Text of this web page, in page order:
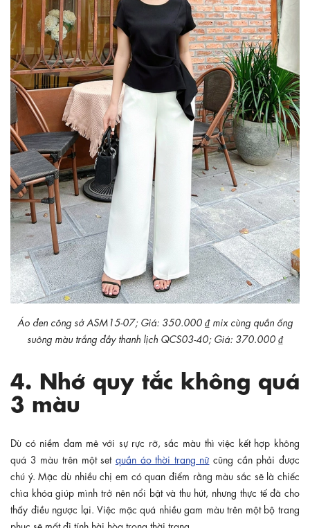
Áo đen công sở ASM15-07; Giá: 350.000 ₫ mix cùng quần ống
suông màu trắng đầy thanh lịch QCS03-40; Giá: 370.000 ₫
4. Nhớ quy tắc không quá
3 màu
Dù có niềm đam mê với sự rực rỡ, sắc màu thì việc kết hợp không
quá 3 màu trên một set quần áo thời trang nữ cũng cần phải được
chú ý. Mặc dù nhiều chị em có quan điểm rằng màu sắc sẽ là chiếc
chìa khóa giúp mình trở nên nổi bật và thu hút, nhưng thực tế đã cho
thấy điều ngược lại. Việc mặc quá nhiều gam màu trên một bộ trang
phục sẽ mất đi tính hài hòa trong thời trang.